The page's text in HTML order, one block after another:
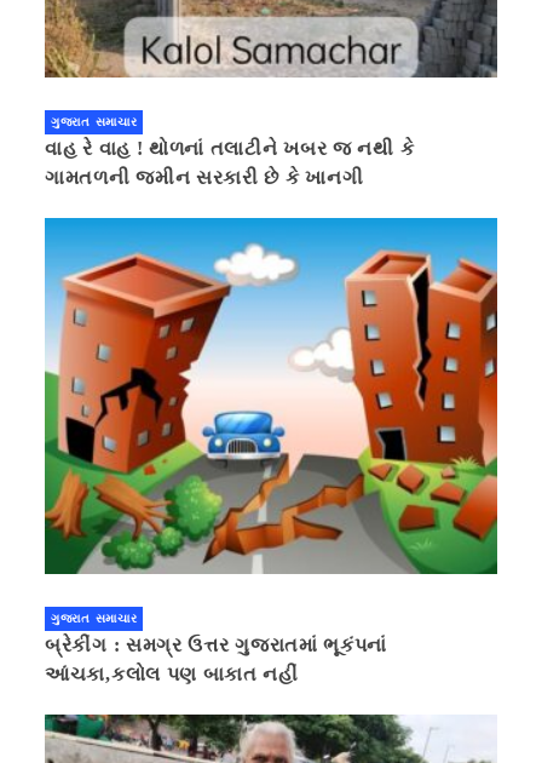
ગુજરાત સમાચાર
વાહ રે વાહ ! થોળનાં તલાટીને ખબર જ નથી કે
ગામતળની જમીન સરકારી છે કે ખાનગી
ગુજરાત સમાચાર
બ્રેકીંગ : સમગ્ર ઉત્તર ગુજરાતમાં ભૂકંપનાં
આંચકા,કલોલ પણ બાકાત નહીં